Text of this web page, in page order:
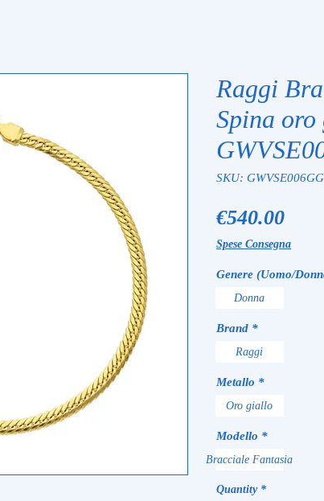
Raggi
Spina
SKU:
€540.00
Spese Consegna
Genere (Uomo/
Donna
Brand *
Raggi
Metallo *
Oro giallo
Modello *
Bracciale Fantasia
Quantity *